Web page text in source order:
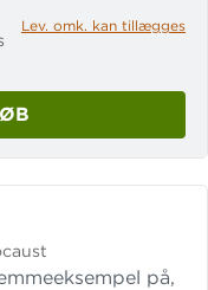
Lev. omk. kan tillægges
på,